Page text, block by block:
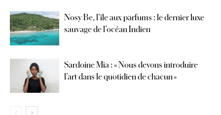
Nosy Be, l’île aux parfums : le dernier luxe
sauvage de l’océan Indien
Sardoine Mia : « Nous devons introduire
l’art dans le quotidien de chacun »